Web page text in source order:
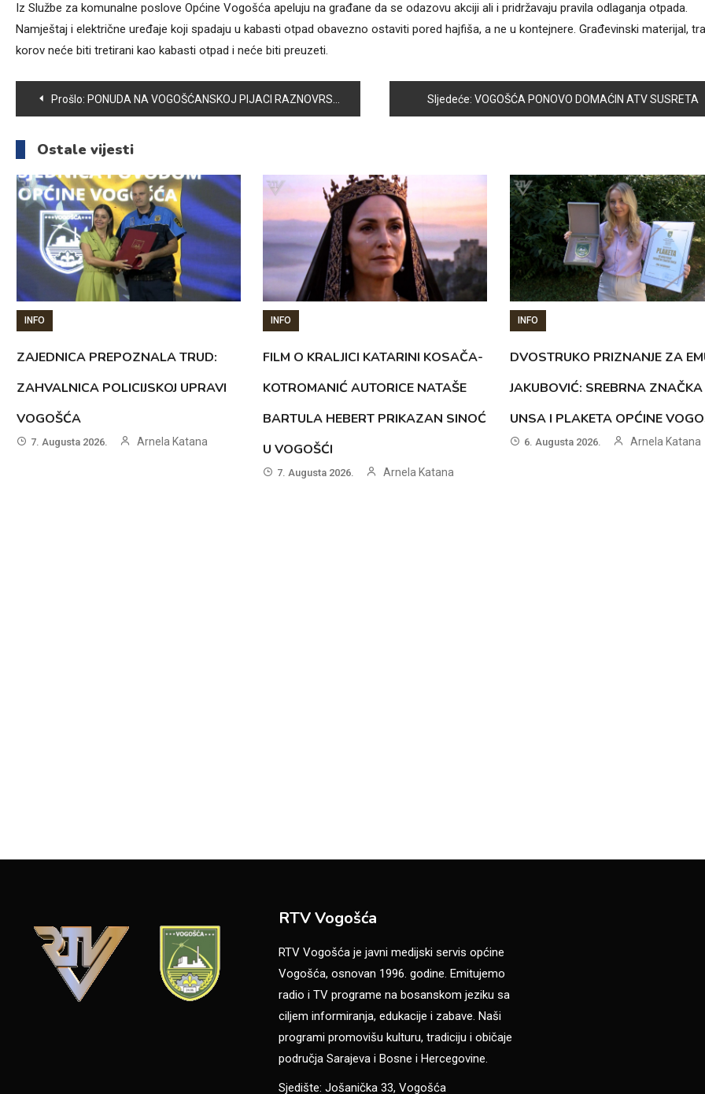
Iz Službe za komunalne poslove Općine Vogošća apeluju na građane da se odazovu akciji ali i pridržavaju pravila odlaganja otpada.
Namještaj i električne uređaje koji spadaju u kabasti otpad obavezno ostaviti pored hajfiša, a ne u kontejnere. Građevinski materijal,
korov neće biti tretirani kao kabasti otpad i neće biti preuzeti.
Navigacija
članaka
Prošlo: PONUDA NA VOGOŠĆANSKOJ PIJACI RAZNOVRSNA Sljedeće: VOGOŠĆA PONOVO DOMAĆIN ATV SUSRETA
Ostale vijesti
INFO
ZAJEDNICA PREPOZNALA TRUD:
ZAHVALNICA POLICIJSKOJ UPRAVI
VOGOŠĆA
7. Augusta 2026. Arnela Katana
INFO
FILM O KRALJICI KATARINI KOSAČA-
KOTROMANIĆ AUTORICE NATAŠE
BARTULA HEBERT PRIKAZAN SINOĆ
U VOGOŠĆI
7. Augusta 2026. Arnela Katana
INFO
DVOSTRUKO PRIZNANJE ZA
JAKUBOVIĆ: SREBRNA ZNAČKA
UNSA I PLAKETA OPĆINE
6. Augusta 2026. Arnela Katana
RTV Vogošća
RTV Vogošća je javni medijski servis općine
Vogošća, osnovan 1996. godine. Emitujemo
radio i TV programe na bosanskom jeziku sa
ciljem informiranja, edukacije i zabave. Naši
programi promovišu kulturu, tradiciju i običaje
područja Sarajeva i Bosne i Hercegovine.
Sjedište: Jošanička 33, Vogošća